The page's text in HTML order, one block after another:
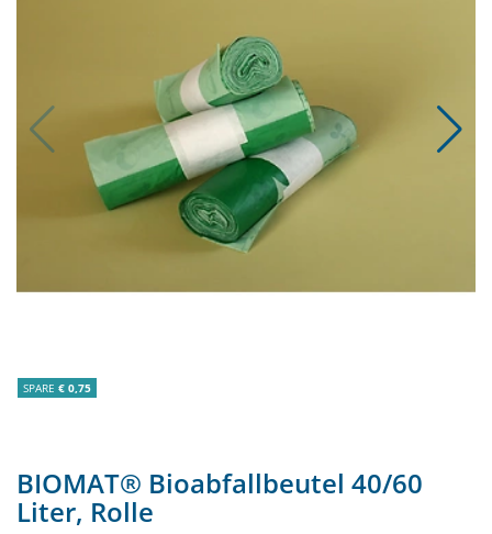
SPARE € 0,75
BIOMAT® Bioabfallbeutel 40/60
Liter, Rolle